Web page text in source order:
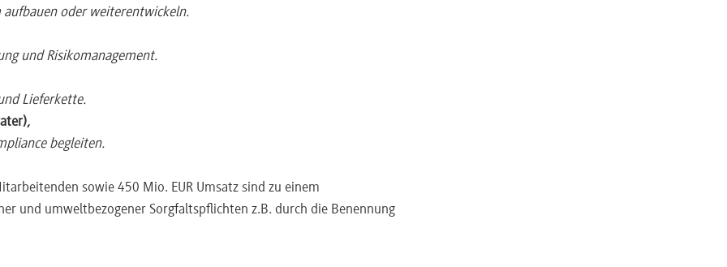
Codes of Conduct, Capacity Building, Umgang mit KMU-
(Automobil / Elektronik / Textil nach Wahl)
· CSRD/CBAM-Schnittstellen
Minimum Safeguards
Paris, Biodiversität/CBD, Wasserverschmutzung, Luft, Boden,
oder weiterentwickeln.
und Risikomanagement.
Lieferkette.
begleiten.
sowie 450 Mio. EUR Umsatz sind zu einem
und umweltbezogener Sorgfaltspflichten z.B. durch die Benennung